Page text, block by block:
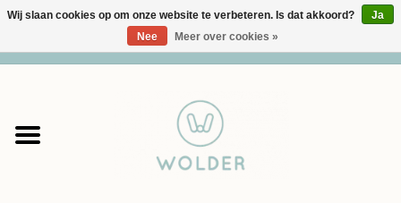
Garens
Wij slaan cookies op om onze website te verbeteren. Is dat akkoord?
Ja
Nee
Meer over cookies »